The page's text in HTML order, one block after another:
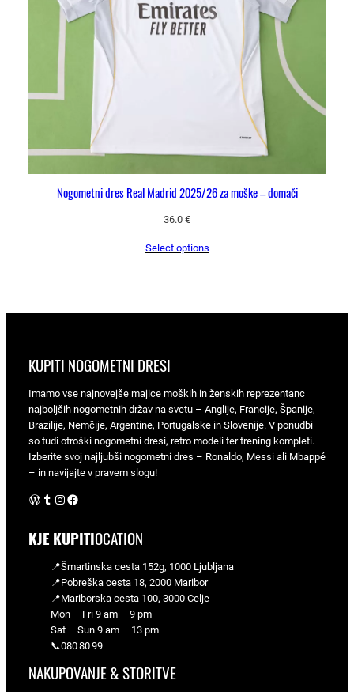
Nogometni dres Real Madrid 2025/26 za moške – domači
36.0 €
Select options
KUPITI NOGOMETNI DRESI
Imamo vse najnovejše majice moških in ženskih reprezentanc
najboljših nogometnih držav na svetu – Anglije, Francije, Španije,
Brazilije, Nemčije, Argentine, Portugalske in Slovenije. V ponudbi
so tudi otroški nogometni dresi, retro modeli ter trening kompleti.
Izberite svoj najljubši nogometni dres – Ronaldo, Messi ali Mbappé
– in navijajte v pravem slogu!
WordPress Instagram Facebook
KJE KUPITIOCATION
📍Šmartinska cesta 152g, 1000 Ljubljana
📍Pobreška cesta 18, 2000 Maribor
📍Mariborska cesta 100, 3000 Celje
Mon – Fri 9 am – 9 pm
Sat – Sun 9 am – 13 pm
📞080 80 99
NAKUPOVANJE & STORITVE